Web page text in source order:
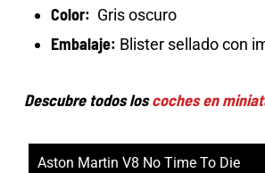
Color: Gris oscuro
Embalaje: Blister sellado con
Descubre todos loscoches en
Aston Martin V8 No Time To Die